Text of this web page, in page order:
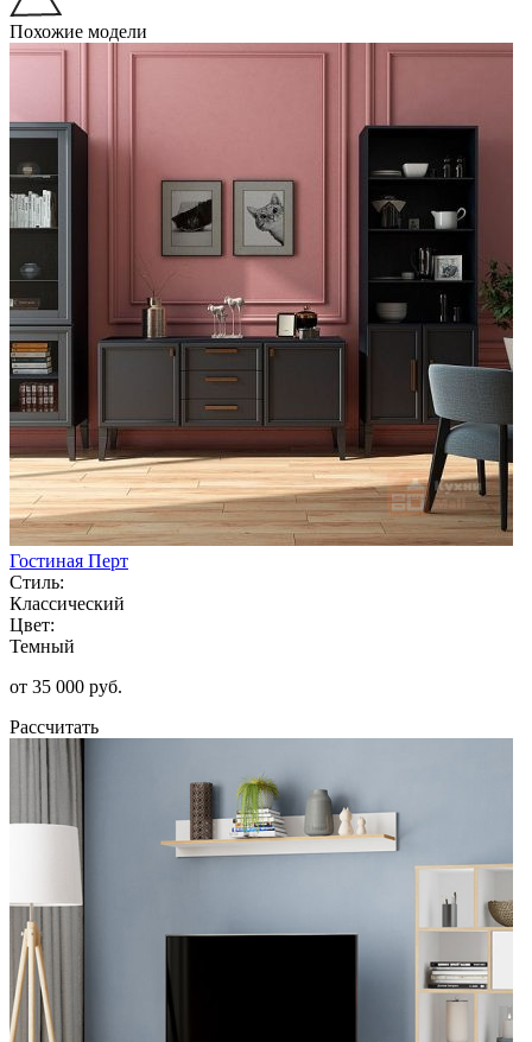
Похожие модели
Гостиная Перт
Стиль:
Классический
Цвет:
Темный
от 35 000 руб.
Рассчитать